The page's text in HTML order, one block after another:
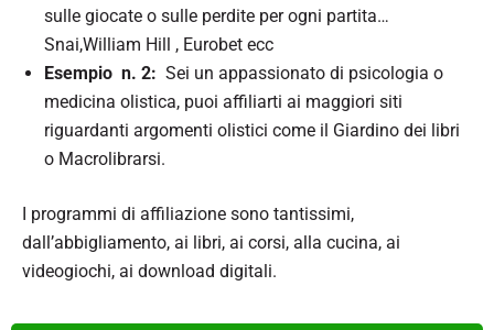
sulle giocate o sulle perdite per ogni partita…
Snai,William Hill , Eurobet ecc
Esempio n. 2: Sei un appassionato di psicologia o
medicina olistica, puoi affiliarti ai maggiori siti
riguardanti argomenti olistici come il Giardino dei libri
o Macrolibrarsi.
I programmi di affiliazione sono tantissimi,
dall’abbigliamento, ai libri, ai corsi, alla cucina, ai
videogiochi, ai download digitali.